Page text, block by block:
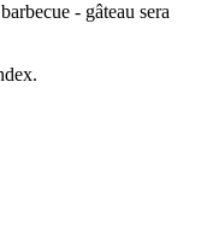
- gâteau sera